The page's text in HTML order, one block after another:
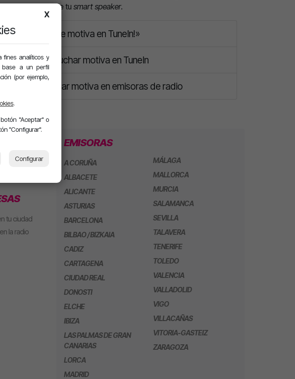
siempre desde tusmart speaker.
reproduce motiva en TuneIn!»
Google, escuchar motiva en TuneIn
Siri: escuchar motiva en emisoras de radio
tu ciudad
la radio
EMISORAS
A CORUÑA
ALBACETE
ALICANTE
ASTURIAS
BARCELONA
BILBAO / BIZKAIA
CADIZ
CARTAGENA
CIUDAD REAL
DONOSTI
ELCHE
IBIZA
LAS PALMAS DE GRAN
CANARIAS
LORCA
MADRID
MÁLAGA
MALLORCA
MURCIA
SALAMANCA
SEVILLA
TALAVERA
TENERIFE
TOLEDO
VALENCIA
VALLADOLID
VIGO
VILLACAÑAS
VITORIA-GASTEIZ
ZARAGOZA
X
fines analíticos y
base a un perfil
(por ejemplo,
.
"Aceptar" o
"Configurar".
Configurar